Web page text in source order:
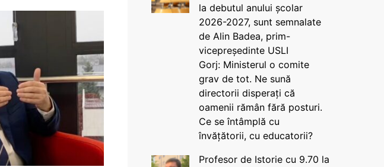
la debutul anului școlar
2026-2027, sunt semnalate
de Alin Badea, prim-
vicepreședinte USLI
Gorj: Ministerul o comite
grav de tot. Ne sună
directorii disperați că
oamenii rămân fără posturi.
Ce se întâmplă cu
învățătorii, cu educatorii?
Profesor de Istorie cu 9.70 la